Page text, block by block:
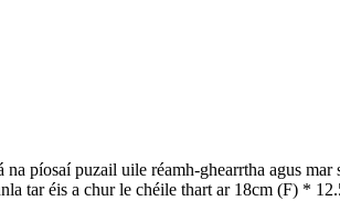
píosaí puzail uile réamh-ghearrtha agus mar
tar éis a chur le chéile thart ar 18cm (F) *